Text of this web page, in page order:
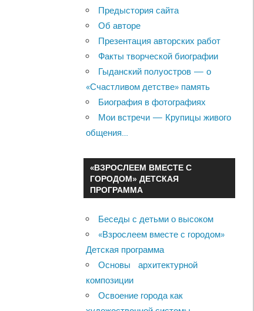
Предыстория сайта
Об авторе
Презентация авторских работ
Факты творческой биографии
Гыданский полуостров — о
«Счастливом детстве» память
Биография в фотографиях
Мои встречи — Крупицы живого
общения…
«ВЗРОСЛЕЕМ ВМЕСТЕ С
ГОРОДОМ» ДЕТСКАЯ
ПРОГРАММА
Беседы с детьми о высоком
«Взрослеем вместе с городом»
Детская программа
Основы архитектурной
композиции
Освоение города как